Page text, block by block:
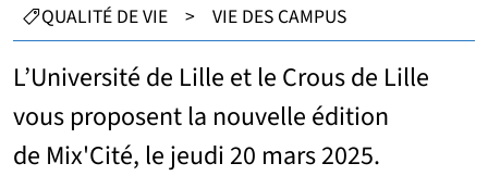
CATÉGORIES :
QUALITÉ DE VIE > VIE DES CAMPUS
L’Université de Lille et le Crous de Lille
vous proposent la nouvelle édition
de Mix'Cité, le jeudi 20 mars 2025.